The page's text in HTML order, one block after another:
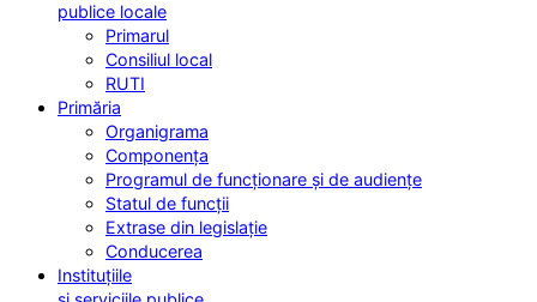
publice locale
Primarul
Consiliul local
RUTI
Primăria
Organigrama
Componența
Programul de funcționare și de audiențe
Statul de funcții
Extrase din legislație
Conducerea
Instituțiile